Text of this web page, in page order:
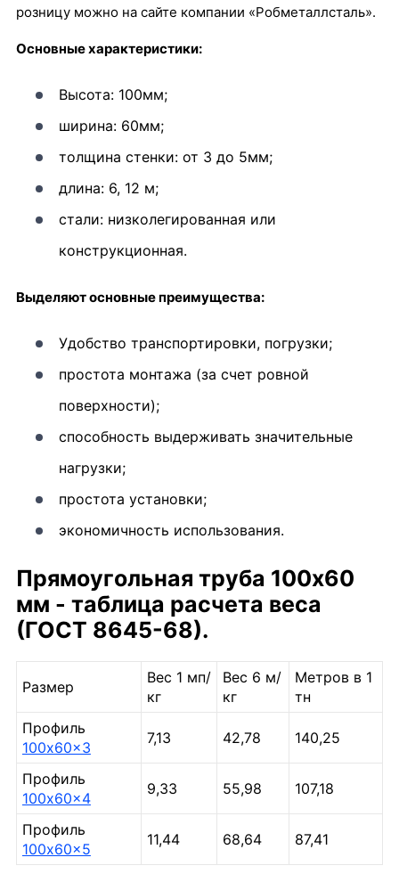
розницу можно на сайте компании «Робметаллсталь».
Основные характеристики:
Высота: 100мм;
ширина: 60мм;
толщина стенки: от 3 до 5мм;
длина: 6, 12 м;
стали: низколегированная или
конструкционная.
Выделяют основные преимущества:
Удобство транспортировки, погрузки;
простота монтажа (за счет ровной
поверхности);
способность выдерживать значительные
нагрузки;
простота установки;
экономичность использования.
Прямоугольная труба 100х60
мм - таблица расчета веса
(ГОСТ 8645-68).
Размер
Вес 1 мп/
кг
Вес 6 м/
кг
Метров в 1
тн
Профиль
100x60x3
7,13 42,78 140,25
Профиль
100x60x4
9,33 55,98 107,18
Профиль
100x60x5
11,44 68,64 87,41